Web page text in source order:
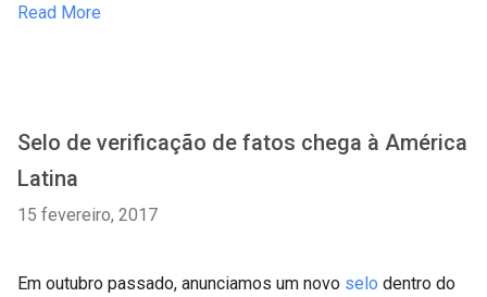
Read More
Selo de verificação de fatos chega à América
Latina
15 fevereiro, 2017
Em outubro passado, anunciamos um novo selo dentro do